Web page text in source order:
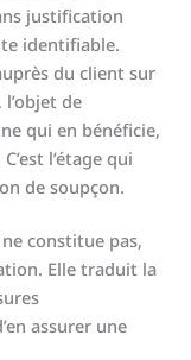
justification
identifiable.
du client sur
de
qui en bénéficie,
l’étage qui
de soupçon.
constitue pas,
Elle traduit la
assurer une